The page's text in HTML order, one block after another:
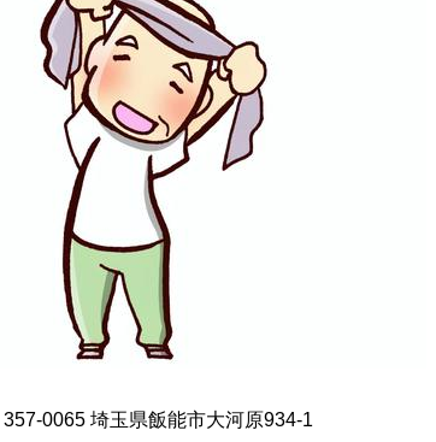
357-0065 埼玉県飯能市大河原934-1